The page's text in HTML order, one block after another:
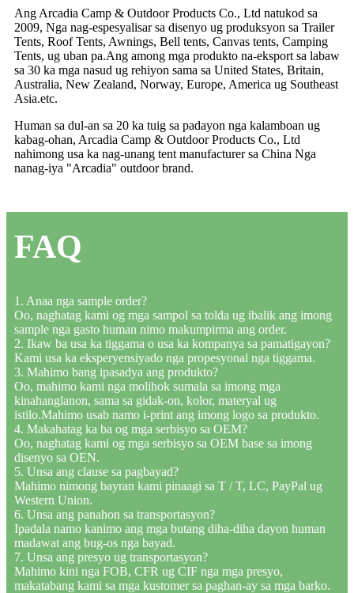
Ang Arcadia Camp & Outdoor Products Co., Ltd natukod sa
2009, Nga nag-espesyalisar sa disenyo ug produksyon sa Trailer
Tents, Roof Tents, Awnings, Bell tents, Canvas tents, Camping
Tents, ug uban pa.Ang among mga produkto na-eksport sa labaw
sa 30 ka mga nasud ug rehiyon sama sa United States, Britain,
Australia, New Zealand, Norway, Europe, America ug Southeast
Asia.etc.
Human sa dul-an sa 20 ka tuig sa padayon nga kalamboan ug
kabag-ohan, Arcadia Camp & Outdoor Products Co., Ltd
nahimong usa ka nag-unang tent manufacturer sa China Nga
nanag-iya "Arcadia" outdoor brand.
FAQ
1. Anaa nga sample order?
Oo, naghatag kami og mga sampol sa tolda ug ibalik ang imong
sample nga gasto human nimo makumpirma ang order.
2. Ikaw ba usa ka tiggama o usa ka kompanya sa pamatigayon?
Kami usa ka eksperyensiyado nga propesyonal nga tiggama.
3. Mahimo bang ipasadya ang produkto?
Oo, mahimo kami nga molihok sumala sa imong mga
kinahanglanon, sama sa gidak-on, kolor, materyal ug
istilo.Mahimo usab namo i-print ang imong logo sa produkto.
4. Makahatag ka ba og mga serbisyo sa OEM?
Oo, naghatag kami og mga serbisyo sa OEM base sa imong
disenyo sa OEN.
5. Unsa ang clause sa pagbayad?
Mahimo nimong bayran kami pinaagi sa T / T, LC, PayPal ug
Western Union.
6. Unsa ang panahon sa transportasyon?
Ipadala namo kanimo ang mga butang diha-diha dayon human
madawat ang bug-os nga bayad.
7. Unsa ang presyo ug transportasyon?
Mahimo kini nga FOB, CFR ug CIF nga mga presyo,
makatabang kami sa mga kustomer sa paghan-ay sa mga barko.